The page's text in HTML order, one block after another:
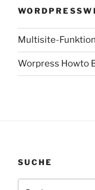
Multisite-
Worpress Howto
SUCHE